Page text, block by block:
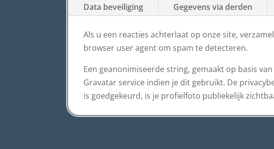
Data beveiliging
Gegevens via derden
Als u een reacties achterlaat op onze site,
browser user agent om spam te detecteren.
Een geanonimiseerde string, gemaakt op basis
Gravatar service indien je dit gebruikt. De
is goedgekeurd, is je profielfoto publiekelijk